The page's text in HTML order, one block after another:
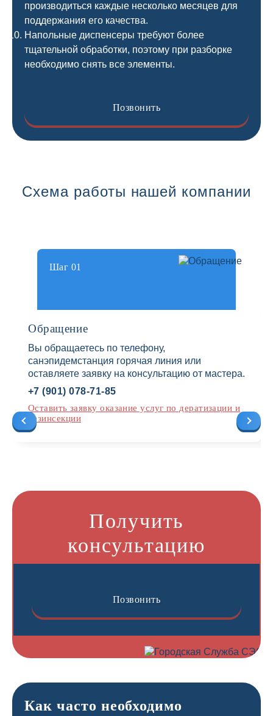
производиться каждые несколько месяцев для
поддержания его качества.
Напольные диспенсеры требуют более
тщательной обработки, поэтому при разборке
необходимо снять все элементы.
Позвонить
Схема работы нашей компании
Шаг 01
Обращение
Вы обращаетесь по телефону,
санэпидемстанция горячая линия или
оставляете заявку на консультацию от мастера.
+7 (901) 078-71-85
Оставить заявку оказание услуг по дератизации и
дезинсекции
Получить
консультацию
Позвонить
Как часто необходимо